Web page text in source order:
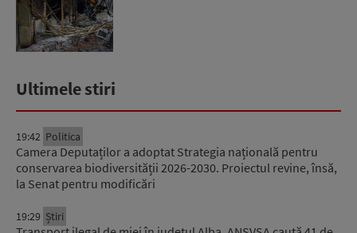
Ultimele stiri
19:42 Politica
Camera Deputaților a adoptat Strategia națională pentru
conservarea biodiversității 2026-2030. Proiectul revine, însă,
la Senat pentru modificări
19:29 Știri